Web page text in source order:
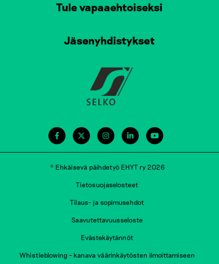
Tule vapaaehtoiseksi
Jäsenyhdistykset
© Ehkäisevä päihdetyö EHYT ry 2026
Tietosuojaselosteet
Tilaus- ja sopimusehdot
Saavutettavuusseloste
Evästekäytännöt
Whistleblowing – kanava väärinkäytösten ilmoittamiseen